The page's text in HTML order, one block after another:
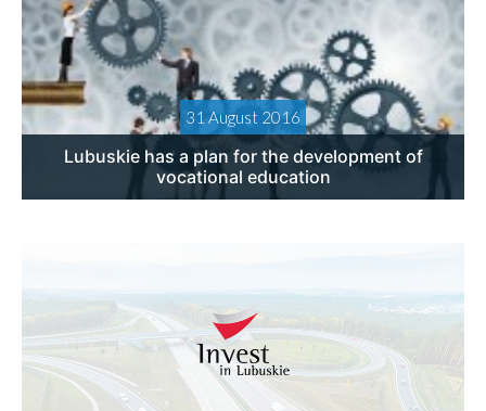
31 August 2016
Lubuskie has a plan for the development of
vocational education